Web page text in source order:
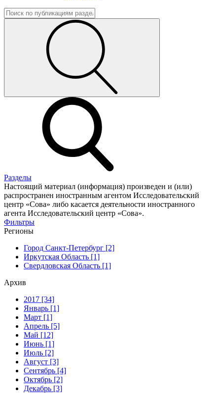
Разделы
Настоящий материал (информация) произведен и (или)
распространен иностранным агентом Исследовательский
центр «Сова» либо касается деятельности иностранного
агента Исследовательский центр «Сова».
Фильтры
Регионы
Город Санкт-Петербург [2]
Иркутская Область [1]
Свердловская Область [1]
Архив
2017 [34]
Январь [1]
Март [1]
Апрель [5]
Май [12]
Июнь [1]
Июль [2]
Август [3]
Сентябрь [4]
Октябрь [2]
Декабрь [3]